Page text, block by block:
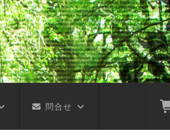
問合せ